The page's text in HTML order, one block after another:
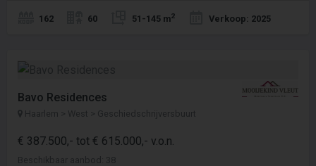
162 60 51-145 m2 Verkoop: 2025
Bavo Residences
Haarlem > West > Geschiedschrijversbuurt
€ 387.500,- tot € 615.000,- v.o.n.
Beschikbaar aanbod: 38